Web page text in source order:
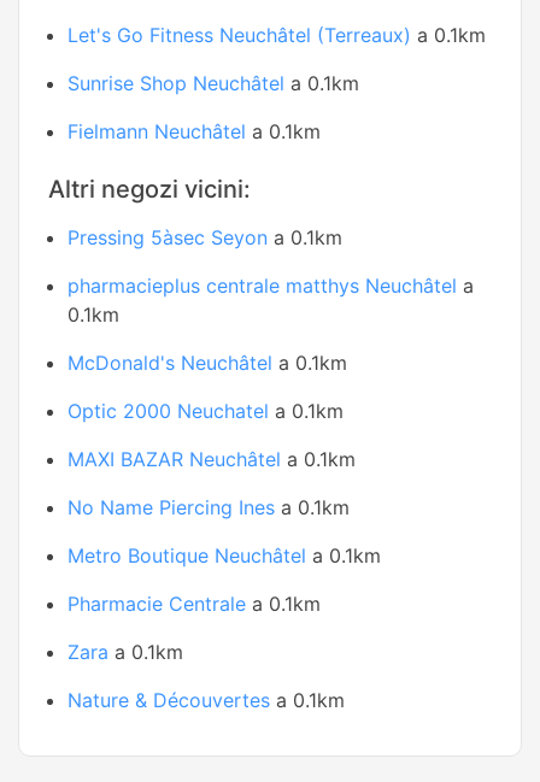
Let's Go Fitness Neuchâtel (Terreaux) a 0.1km
Sunrise Shop Neuchâtel a 0.1km
Fielmann Neuchâtel a 0.1km
Altri negozi vicini:
Pressing 5àsec Seyon a 0.1km
pharmacieplus centrale matthys Neuchâtel a
0.1km
McDonald's Neuchâtel a 0.1km
Optic 2000 Neuchatel a 0.1km
MAXI BAZAR Neuchâtel a 0.1km
No Name Piercing Ines a 0.1km
Metro Boutique Neuchâtel a 0.1km
Pharmacie Centrale a 0.1km
Zara a 0.1km
Nature & Découvertes a 0.1km